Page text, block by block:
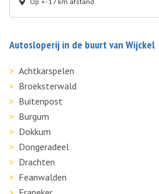
Autosloperij in de buurt van Wijckel
Achtkarspelen
Broeksterwald
Buitenpost
Burgum
Dokkum
Dongeradeel
Drachten
Feanwalden